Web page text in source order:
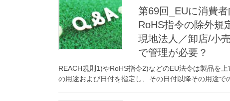
第69回_EUに消費
RoHS指令の除外規
現地法人／卸店/小
で管理が必要？
REACH規則1)やRoHS指令2)などのEU法令は製品を
の用途および日付を指定し、その日付以降その用途